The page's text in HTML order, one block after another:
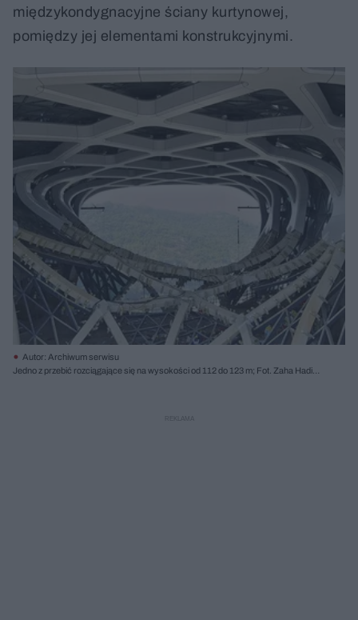
międzykondygnacyjne ściany kurtynowej,
pomiędzy jej elementami konstrukcyjnymi.
Autor: Archiwum serwisu
Jedno z przebić rozciągające się na wysokości od 112 do 123 m; Fot. Zaha Hadid